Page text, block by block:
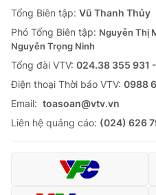
Tổng Biên tập: Vũ Thanh Thủy
Phó Tổng Biên tập: Nguyễn Thị
Nguyễn Trọng Ninh
Tổng đài VTV: 024.38 355 931
Ðiện thoại Thời báo VTV: 0988
Email: toasoan@vtv.vn
Liên hệ quảng cáo: (024) 626